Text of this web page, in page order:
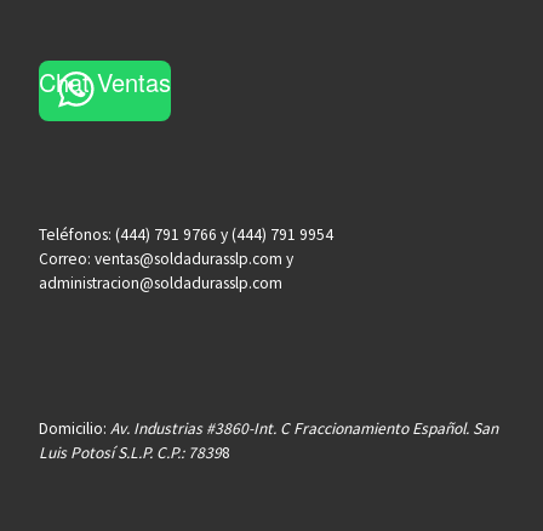
Chat Ventas
Teléfonos: (444) 791 9766 y (444) 791 9954
Correo: ventas@soldadurasslp.com y
administracion@soldadurasslp.com
Domicilio: Av. Industrias #3860-Int. C Fraccionamiento Español. San
Luis Potosí S.L.P. C.P.: 78398